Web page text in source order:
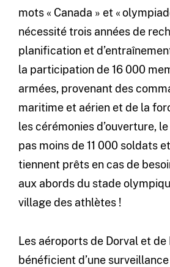
mots « Canada » et «
nécessité trois années de
planification et
la participation de 16 000
armées, provenant des
maritime et aérien et de la
les cérémonies d’ouverture,
pas moins de 11 000 soldats
tiennent prêts en cas de
aux abords du stade
village des athlètes !
Les aéroports de Dorval et
bénéficient d’une